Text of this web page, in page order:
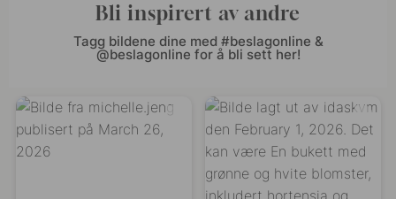
Bli inspirert av andre
Tagg bildene dine med #beslagonline &
@beslagonline for å bli sett her!